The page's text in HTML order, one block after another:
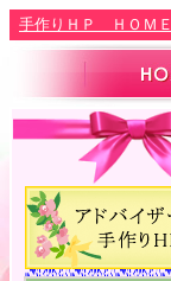
手作りＨＰ ＨＯＭＥ